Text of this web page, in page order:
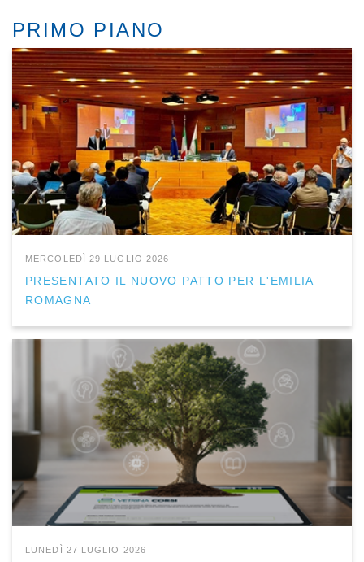
PRIMO PIANO
MERCOLEDÌ 29 LUGLIO 2026
PRESENTATO IL NUOVO PATTO PER L'EMILIA
ROMAGNA
LUNEDÌ 27 LUGLIO 2026